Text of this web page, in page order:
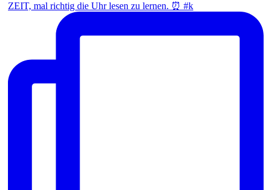
ZEIT, mal richtig die Uhr lesen zu lernen. ⏰ #k